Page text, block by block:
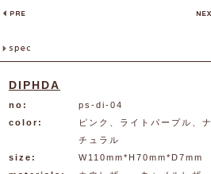
DIPHDA
no:
ps-di-04
color:
ピンク、ライトパープル、ナ
チュラル
size:
W110mm*H70mm*D7mm